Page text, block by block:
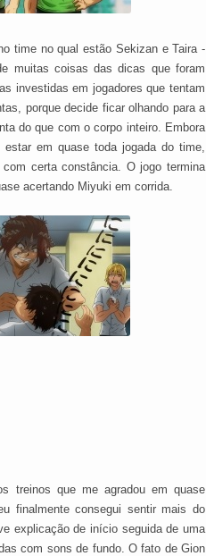
time no qual estão Sekizan e Taira -
muitas coisas das dicas que foram
investidas em jogadores que tentam
porque decide ficar olhando para a
do que com o corpo inteiro. Embora
em quase toda jogada do time,
certa constância. O jogo termina
acertando Miyuki em corrida.
treinos que me agradou em quase
finalmente consegui sentir mais do
explicação de início seguida de uma
com sons de fundo. O fato de Gion